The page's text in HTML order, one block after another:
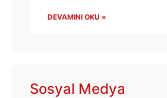
DEVAMINI OKU »
Sosyal Medya